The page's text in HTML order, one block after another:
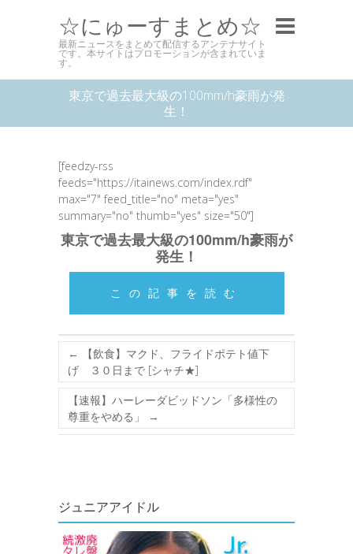
☆にゅーすまとめ☆
最新ニュースをまとめて配信するアンテナサイト
です。本サイトはプロモーションが含まれていま
す。
東京で過去最大級の100mm/h豪雨が発
生！
[feedzy-rss
feeds="https://itainews.com/index.rdf"
max="7" feed_title="no" meta="yes"
summary="no" thumb="yes" size="50"]
東京で過去最大級の100mm/h豪雨が
発生！
この記事を読む
←
【飲食】マクド、フライドポテト値下
げ ３０日まで [シャチ★]
【速報】ハーレーダビッドソン「多様性の
尊重をやめる」
→
ジュニアアイドル